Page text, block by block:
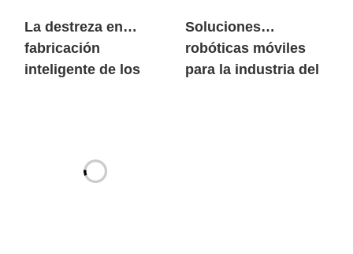
La destreza en
fabricación
inteligente de los
Soluciones
robóticas móviles
para la industria del